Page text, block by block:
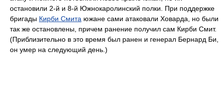
остановили 2-й и 8-й Южнокаролинский полки. При поддержке
бригады Кирби Смита южане сами атаковали Ховарда, но были
так же остановлены, причем ранение получил сам Кирби Смит.
(Приблизительно в это время был ранен и генерал Бернард Би,
он умер на следующий день.)